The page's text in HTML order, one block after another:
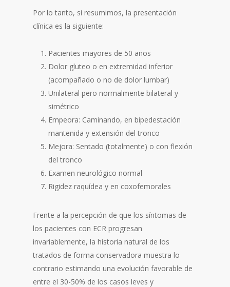
Por lo tanto, si resumimos, la presentación
clínica es la siguiente:
Pacientes mayores de 50 años
Dolor gluteo o en extremidad inferior
(acompañado o no de dolor lumbar)
Unilateral pero normalmente bilateral y
simétrico
Empeora: Caminando, en bipedestación
mantenida y extensión del tronco
Mejora: Sentado (totalmente) o con flexión
del tronco
Examen neurológico normal
Rigidez raquídea y en coxofemorales
Frente a la percepción de que los síntomas de
los pacientes con ECR progresan
invariablemente, la historia natural de los
tratados de forma conservadora muestra lo
contrario estimando una evolución favorable de
entre el 30-50% de los casos leves y